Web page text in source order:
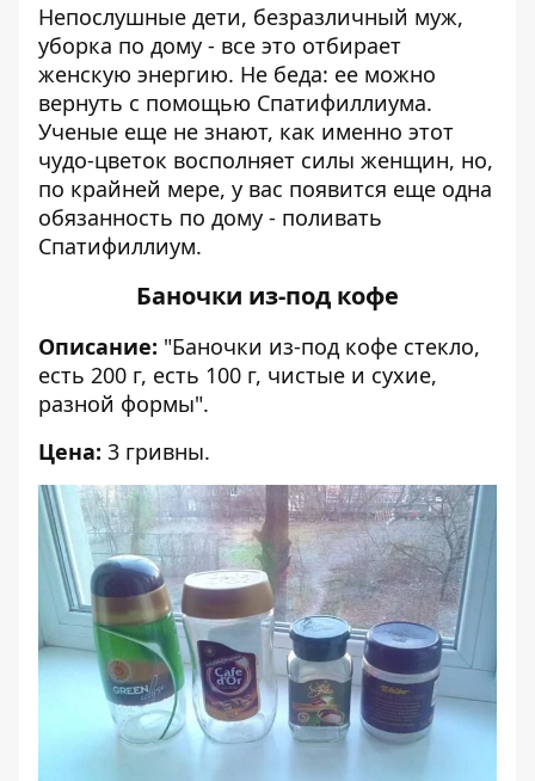
Непослушные дети, безразличный муж,
уборка по дому - все это отбирает
женскую энергию. Не беда: ее можно
вернуть с помощью Спатифиллиума.
Ученые еще не знают, как именно этот
чудо-цветок восполняет силы женщин, но,
по крайней мере, у вас появится еще одна
обязанность по дому - поливать
Спатифиллиум.
Баночки из-под кофе
Описание: "Баночки из-под кофе стекло,
есть 200 г, есть 100 г, чистые и сухие,
разной формы".
Цена: 3 гривны.